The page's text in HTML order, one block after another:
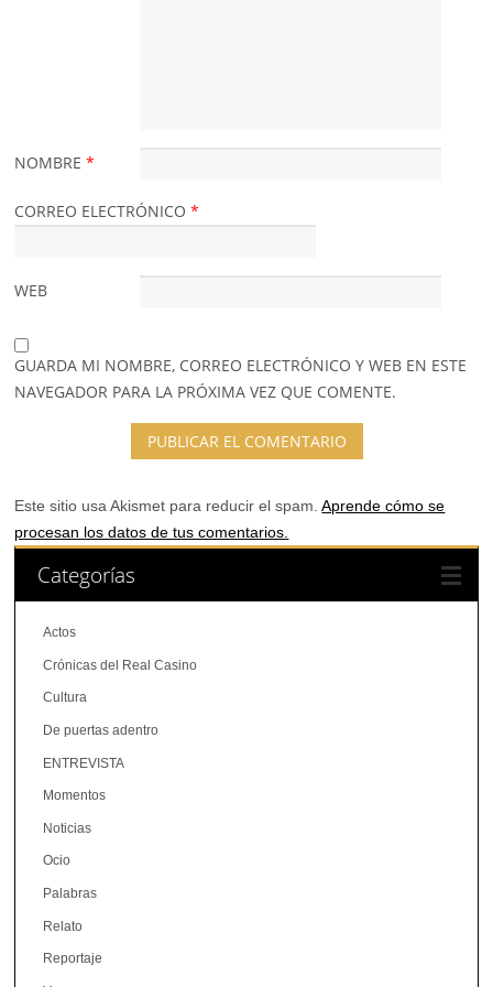
NOMBRE*
CORREO ELECTRÓNICO*
WEB
GUARDA MI NOMBRE, CORREO ELECTRÓNICO Y WEB EN ESTE
NAVEGADOR PARA LA PRÓXIMA VEZ QUE COMENTE.
Este sitio usa Akismet para reducir el spam.Aprende cómo se
procesan los datos de tus comentarios.
Categorías
Actos
Crónicas del Real Casino
Cultura
De puertas adentro
ENTREVISTA
Momentos
Noticias
Ocio
Palabras
Relato
Reportaje